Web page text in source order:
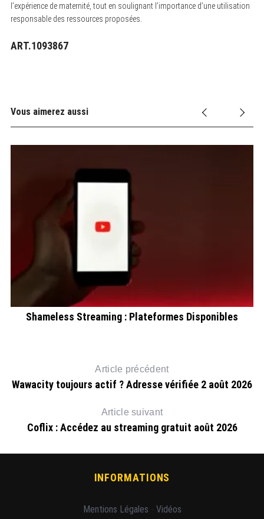
l’expérience de maternité, tout en soulignant l’importance d’une utilisation
responsable des ressources proposées.
ART.1093867
Vous aimerez aussi
Shameless Streaming : Plateformes Disponibles
Article précédent
Wawacity toujours actif ? Adresse vérifiée 2 août 2026
Article suivant
Coflix : Accédez au streaming gratuit août 2026
INFORMATIONS
Mentions Légales Vidéos